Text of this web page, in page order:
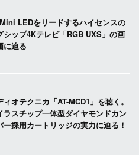
LEDをリードするハイセンスの
シップ4Kテレビ「RGB UXS」の画
に迫る
ィオテクニカ「AT-MCD1」を聴く。
ラスチップ一体型ダイヤモンドカン
ー採用カートリッジの実力に迫る！